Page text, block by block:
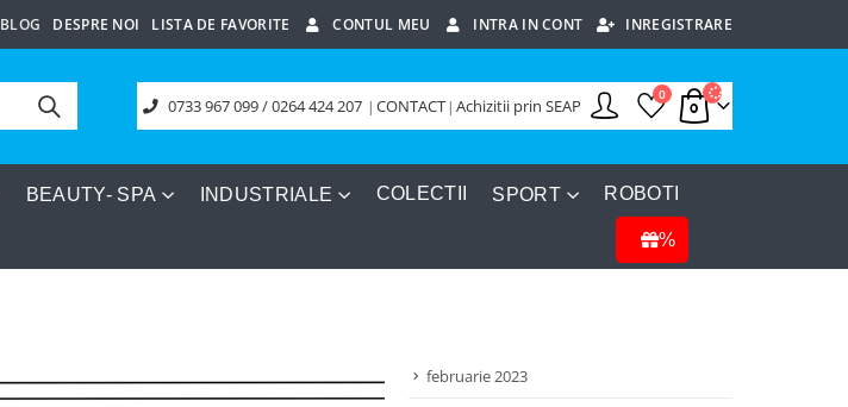
BLOG DESPRE NOI LISTA DE FAVORITE CONTUL MEU INTRA IN CONT INREGISTRARE
0733 967 099 / 0264 424 207 | CONTACT | Achizitii prin SEAP
0
BEAUTY- SPA INDUSTRIALE COLECTII SPORT ROBOTI
%
februarie 2023